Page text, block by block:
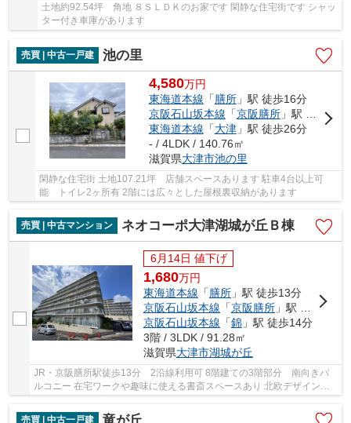
土地約92.54坪 角地 ８ＳＬＤＫのお家です 閑静な住宅街です シャッ
ター付き車庫があります
売買 | 中古一戸建 池の里
4,580万円
東海道本線 「膳所」駅 徒歩16分
京阪石山坂本線 「京阪膳所」駅 徒歩17分
東海道本線 「大津」駅 徒歩26分
- / 4LDK / 140.76㎡
滋賀県大津市池の里
閑静な住宅街 土地107.21坪 店舗スペースあります 駐車4台以上可
能 トイレ2ヶ所有 2階には広々とした屋根裏収納があります
売買 | 中古マンション ネオコーポ大津湖城が丘Ｂ棟
6月14日 値下げ
1,680万円
東海道本線 「膳所」駅 徒歩13分
京阪石山坂本線 「京阪膳所」駅 徒歩13分
京阪石山坂本線 「錦」駅 徒歩14分
3階 / 3LDK / 91.28㎡
滋賀県大津市湖城が丘
JR・京阪膳所駅徒歩13分 2沿線利用可 8階建ての3階部分 南向きバ
ルコニー 在宅ワークや趣味に使える書斎スペースあり 北欧デザインの
売買 | 中古一戸建